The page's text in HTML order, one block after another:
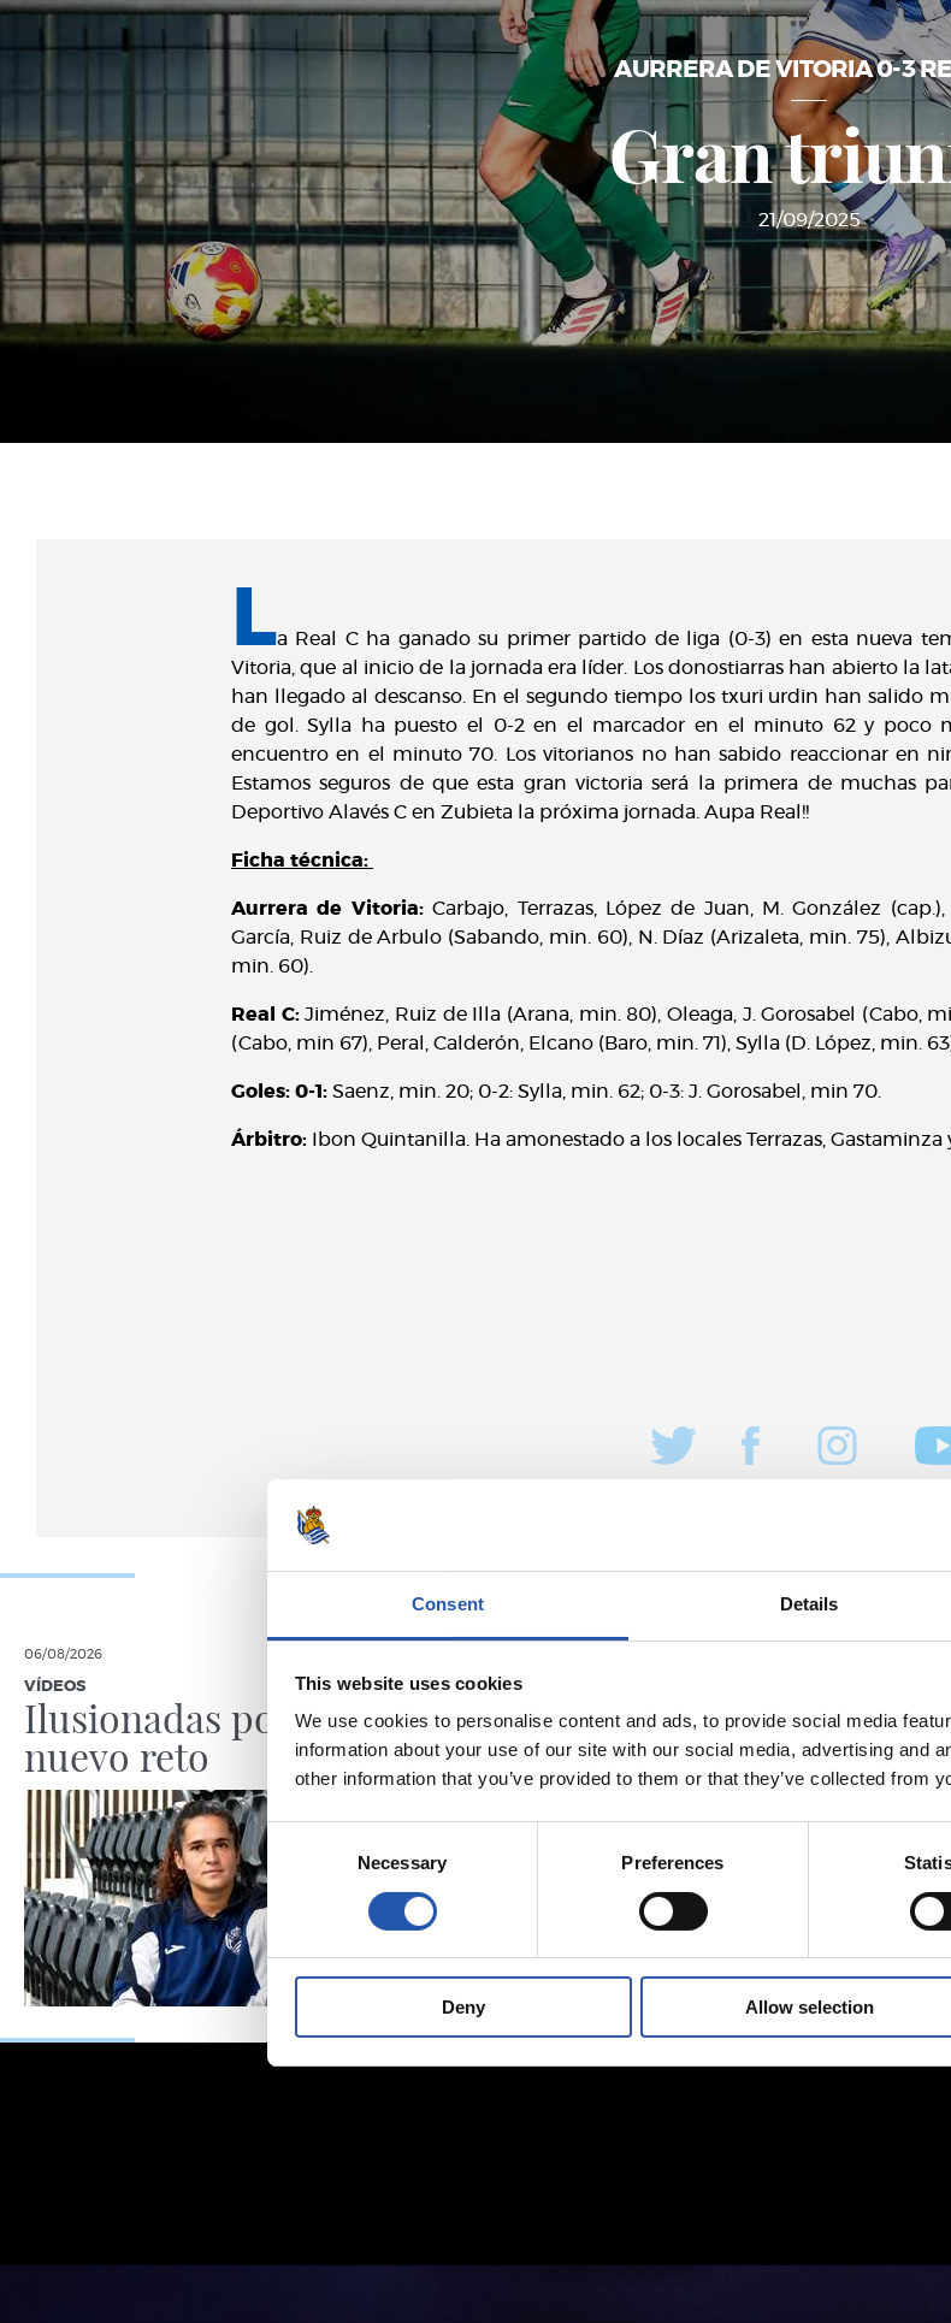
Consent Details
This website uses cookies
We use cookies to personalise content and ads, to provide social media
information about your use of our site with our social media, advertising and
other information that you’ve provided to them or that they’ve collected from
Consent
Necessary Preferences
Deny Allow selection
AURRERA DE VITORIA 0-3
Gran
21/09/2025
La Real C ha ganado su primer partido de liga (0-3) en esta nueva
Vitoria, que al inicio de la jornada era líder. Los donostiarras han abierto la
han llegado al descanso. En el segundo tiempo los txuri urdin han salido
de gol. Sylla ha puesto el 0-2 en el marcador en el minuto 62 y poco
encuentro en el minuto 70. Los vitorianos no han sabido reaccionar en
Estamos seguros de que esta gran victoria será la primera de muchas
Deportivo Alavés C en Zubieta la próxima jornada. Aupa Real!!
Ficha técnica:
Aurrera de Vitoria:Carbajo, Terrazas, López de Juan, M. González
García, Ruiz de Arbulo (Sabando, min. 60), N. Díaz (Arizaleta, min. 75),
min. 60).
Real C:Jiménez, Ruiz de Illa (Arana, min. 80), Oleaga, J. Gorosabel (Cabo,
(Cabo, min 67), Peral, Calderón, Elcano (Baro, min. 71), Sylla (D. López, min.
Goles: 0-1: Saenz, min. 20; 0-2: Sylla, min. 62; 0-3: J. Gorosabel, min 70.
Árbitro: Ibon Quintanilla. Ha amonestado a los locales Terrazas, Gastaminza
06/08/2026
VÍDEOS
Ilusionadas por el
nuevo reto
ENTREVISTA
“La Real hace mucho
por los jóvenes”